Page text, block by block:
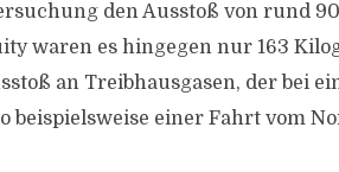
den Ausstoß von rund
waren es hingegen nur 163
an Treibhausgasen, der bei
beispielsweise einer Fahrt vom